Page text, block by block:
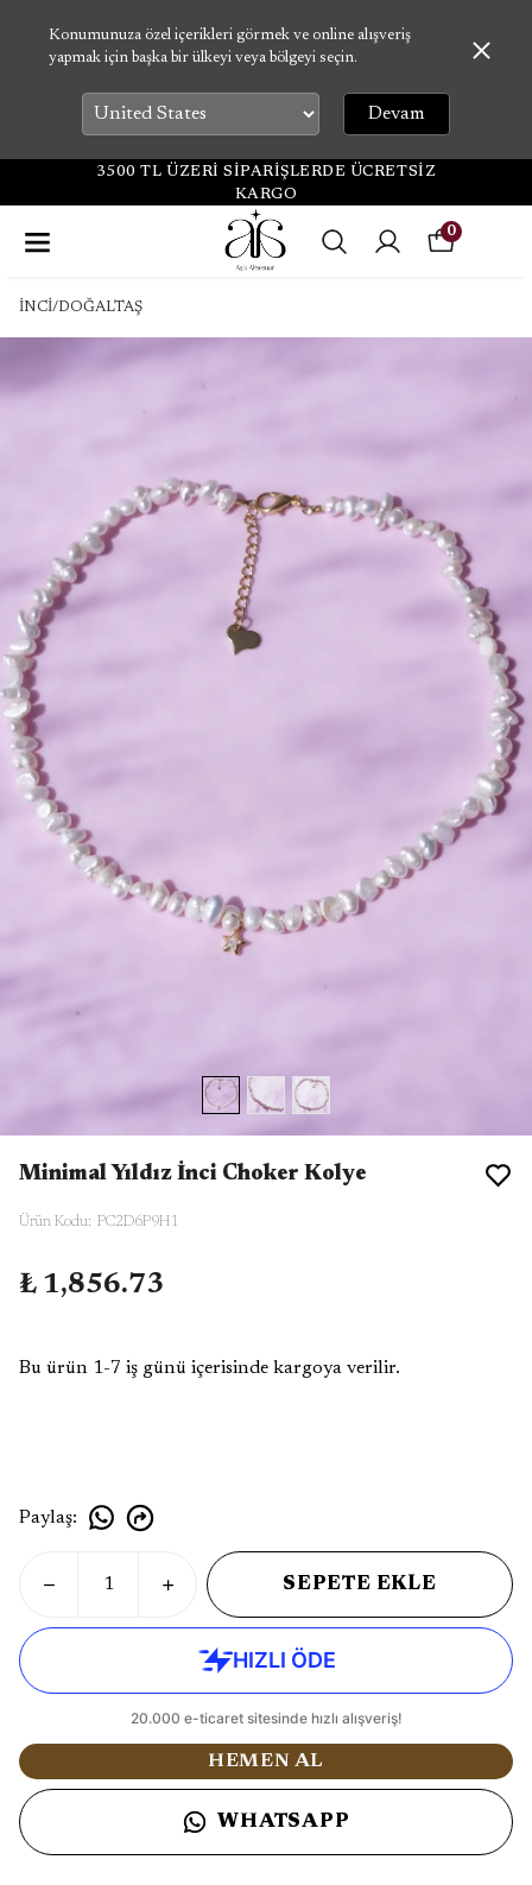
Konumunuza özel içerikleri görmek ve online alışveriş
yapmak için başka bir ülkeyi veya bölgeyi seçin.
Devam
3500 TL ÜZERİ SİPARİŞLERDE ÜCRETSİZ
KARGO
0
İNCİ/DOĞALTAŞ
Minimal Yıldız İnci Choker Kolye
Ürün Kodu: PC2D6P9H1
₺ 1,856.73
Bu ürün 1-7 iş günü içerisinde kargoya verilir.
Paylaş:
SEPETE EKLE
HEMEN AL
WHATSAPP